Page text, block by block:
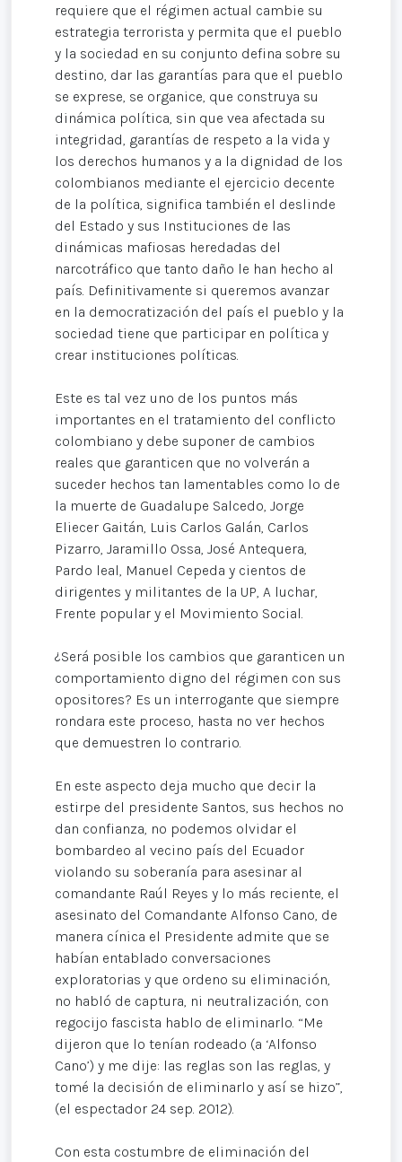
requiere que el régimen actual cambie su
estrategia terrorista y permita que el pueblo
y la sociedad en su conjunto defina sobre su
destino, dar las garantías para que el pueblo
se exprese, se organice, que construya su
dinámica política, sin que vea afectada su
integridad, garantías de respeto a la vida y
los derechos humanos y a la dignidad de los
colombianos mediante el ejercicio decente
de la política, significa también el deslinde
del Estado y sus Instituciones de las
dinámicas mafiosas heredadas del
narcotráfico que tanto daño le han hecho al
país. Definitivamente si queremos avanzar
en la democratización del país el pueblo y la
sociedad tiene que participar en política y
crear instituciones políticas.
Este es tal vez uno de los puntos más
importantes en el tratamiento del conflicto
colombiano y debe suponer de cambios
reales que garanticen que no volverán a
suceder hechos tan lamentables como lo de
la muerte de Guadalupe Salcedo, Jorge
Eliecer Gaitán, Luis Carlos Galán, Carlos
Pizarro, Jaramillo Ossa, José Antequera,
Pardo leal, Manuel Cepeda y cientos de
dirigentes y militantes de la UP, A luchar,
Frente popular y el Movimiento Social.
¿Será posible los cambios que garanticen un
comportamiento digno del régimen con sus
opositores? Es un interrogante que siempre
rondara este proceso, hasta no ver hechos
que demuestren lo contrario.
En este aspecto deja mucho que decir la
estirpe del presidente Santos, sus hechos no
dan confianza, no podemos olvidar el
bombardeo al vecino país del Ecuador
violando su soberanía para asesinar al
comandante Raúl Reyes y lo más reciente, el
asesinato del Comandante Alfonso Cano, de
manera cínica el Presidente admite que se
habían entablado conversaciones
exploratorias y que ordeno su eliminación,
no habló de captura, ni neutralización, con
regocijo fascista hablo de eliminarlo. “Me
dijeron que lo tenían rodeado (a ‘Alfonso
Cano’) y me dije: las reglas son las reglas, y
tomé la decisión de eliminarlo y así se hizo”,
(el espectador 24 sep. 2012).
Con esta costumbre de eliminación del